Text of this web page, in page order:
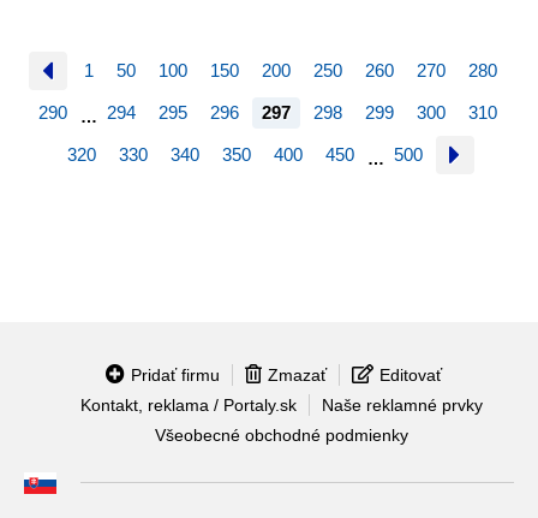
1 50 100 150 200 250 260 270 280
290 … 294 295 296 297 298 299 300 310
320 330 340 350 400 450 … 500
Pridať firmu Zmazať
Editovať
Kontakt, reklama / Portaly.sk
Naše reklamné prvky
Všeobecné obchodné podmienky